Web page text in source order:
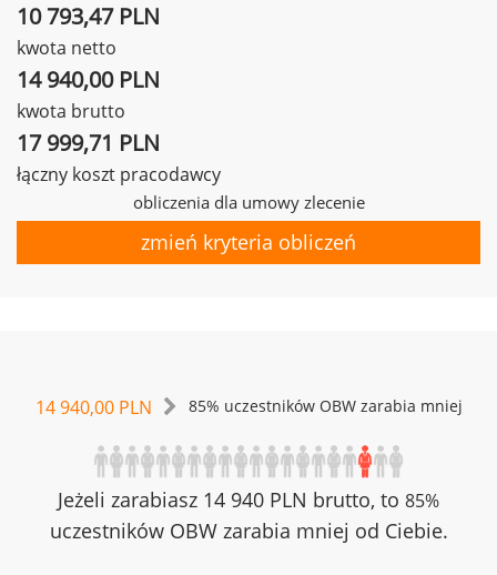
10 793,47 PLN
kwota netto
14 940,00 PLN
kwota brutto
17 999,71 PLN
łączny koszt pracodawcy
obliczenia dla umowy zlecenie
zmień kryteria obliczeń
14 940,00 PLN 85% uczestników OBW zarabia mniej
Jeżeli zarabiasz 14 940 PLN brutto, to 85%
uczestników OBW zarabia mniej od Ciebie.